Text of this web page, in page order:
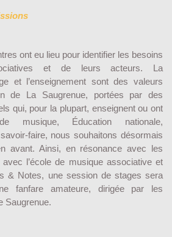
ont eu lieu pour identifier les besoins
et de leurs acteurs. La
et l’enseignement sont des valeurs
de La Saugrenue, portées par des
qui, pour la plupart, enseignent ou ont
musique, Éducation nationale,
faire, nous souhaitons désormais
avant. Ainsi, en résonance avec les
l’école de musique associative et
& Notes, une session de stages sera
fanfare amateure, dirigée par les
Saugrenue.